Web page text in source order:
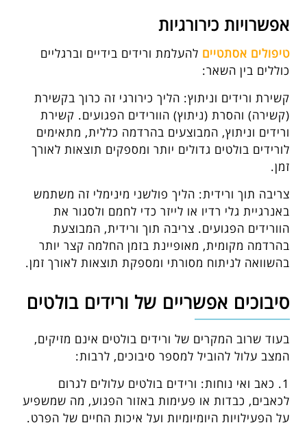
אפשרויות כירורגיות
טיפולים אסתטיים להעלמת ורידים בידיים וברגליים
כוללים בין השאר:
קשירת ורידים וניתוץ: הליך כירורגי זה כרוך בקשירת
(קשירה) והסרת (ניתוץ) הוורידים הפגועים. קשירת
ורידים וניתוץ, המבוצעים בהרדמה כללית, מתאימים
לורידים בולטים גדולים יותר ומספקים תוצאות לאורך
זמן.
צריבה תוך ורידית: הליך פולשני מינימלי זה משתמש
באנרגיית גלי רדיו או לייזר כדי לחמם ולסגור את
הוורידים הפגועים. צריבה תוך ורידית, המבוצעת
בהרדמה מקומית, מאופיינת בזמן החלמה קצר יותר
בהשוואה לניתוח מסורתי ומספקת תוצאות לאורך זמן.
סיבוכים אפשריים של ורידים בולטים
בעוד שרוב המקרים של ורידים בולטים אינם מזיקים,
המצב עלול להוביל למספר סיבוכים, לרבות:
1. כאב ואי נוחות: ורידים בולטים עלולים לגרום
לכאבים, כבדות או פעימות באזור הפגוע, מה שמשפיע
על הפעילויות היומיומיות ועל איכות החיים של הפרט.